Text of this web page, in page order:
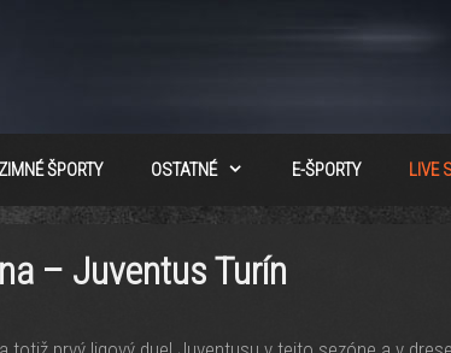
ZIMNÉ ŠPORTY OSTATNÉ E-ŠPORTY LIVE
– Juventus Turín